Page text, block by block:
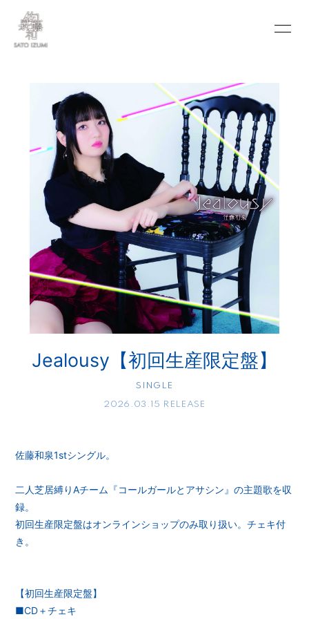
PROFILE VIDEO
DISCOGRAPHY BLOG
MOVIE PHOTO
PORTFOLIO CONTACT
会員登録 ログイン
Jealousy【初回生産限定盤】
SINGLE
2026.03.15 RELEASE
佐藤和泉1stシングル。
二人芝居縛りAチーム『コールガールとアサシン』の主題歌を収
録。
初回生産限定盤はオンラインショップのみ取り扱い。チェキ付
き。
【初回生産限定盤】
■CD＋チェキ